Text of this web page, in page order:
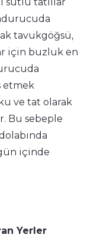
tavukgöğsü,
için buzluk en
etmek
ve tat olarak
Bu sebeple
içinde
Yerler